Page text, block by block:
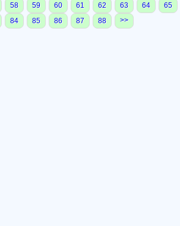
58 59 60 61 62 63 64
65
84 85 86 87 88 >>